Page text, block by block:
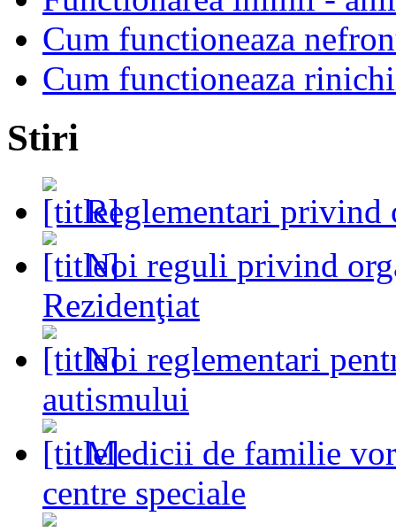
Cum functioneaza
Cum functioneaza
Stiri
Reglementari privind
Noi reguli privind
Rezidenţiat
Noi reglementari
autismului
Medicii de familie vor
centre speciale